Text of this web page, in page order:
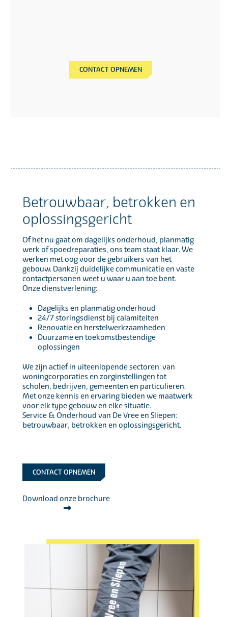
CONTACT OPNEMEN
Betrouwbaar, betrokken en
oplossingsgericht
Of het nu gaat om dagelijks onderhoud, planmatig
werk of spoedreparaties, ons team staat klaar. We
werken met oog voor de gebruikers van het
gebouw. Dankzij duidelijke communicatie en vaste
contactpersonen weet u waar u aan toe bent.
Onze dienstverlening:
Dagelijks en planmatig onderhoud
24/7 storingsdienst bij calamiteiten
Renovatie en herstelwerkzaamheden
Duurzame en toekomstbestendige
oplossingen
We zijn actief in uiteenlopende sectoren: van
woningcorporaties en zorginstellingen tot
scholen, bedrijven, gemeenten en particulieren.
Met onze kennis en ervaring bieden we maatwerk
voor elk type gebouw en elke situatie.
Service & Onderhoud van De Vree en Sliepen:
betrouwbaar, betrokken en oplossingsgericht.
CONTACT OPNEMEN
Download onze brochure